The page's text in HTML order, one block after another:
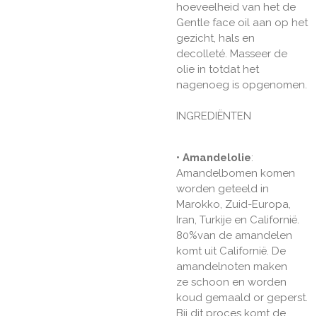
hoeveelheid van het de
Gentle face oil aan op het
gezicht, hals en
decolleté. Masseer de
olie in totdat het
nagenoeg is opgenomen.
INGREDIËNTEN
• Amandelolie:
Amandelbomen komen
worden geteeld in
Marokko, Zuid-Europa,
Iran, Turkije en Californië.
80%van de amandelen
komt uit Californië. De
amandelnoten maken
ze schoon en worden
koud gemaald or geperst.
Bij dit proces komt de